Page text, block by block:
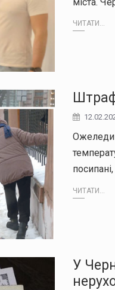
ЧИТАТИ...
ЧИТАТИ...
У